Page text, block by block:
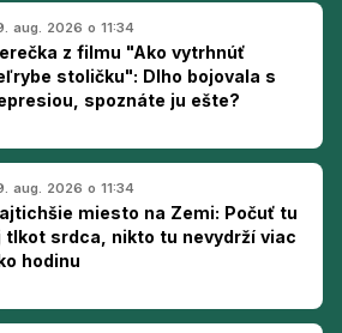
aug. 2026 o 11:34
z filmu "Ako vytrhnúť
stoličku": Dlho bojovala s
spoznáte ju ešte?
aug. 2026 o 11:34
miesto na Zemi: Počuť tu
tlkot srdca, nikto tu nevydrží viac
hodinu